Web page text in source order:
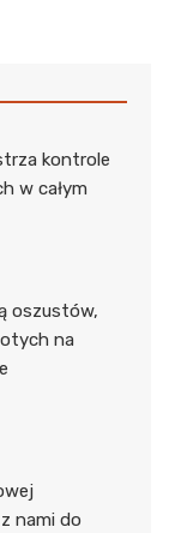
kontrole
w całym
oszustów,
na
nami do